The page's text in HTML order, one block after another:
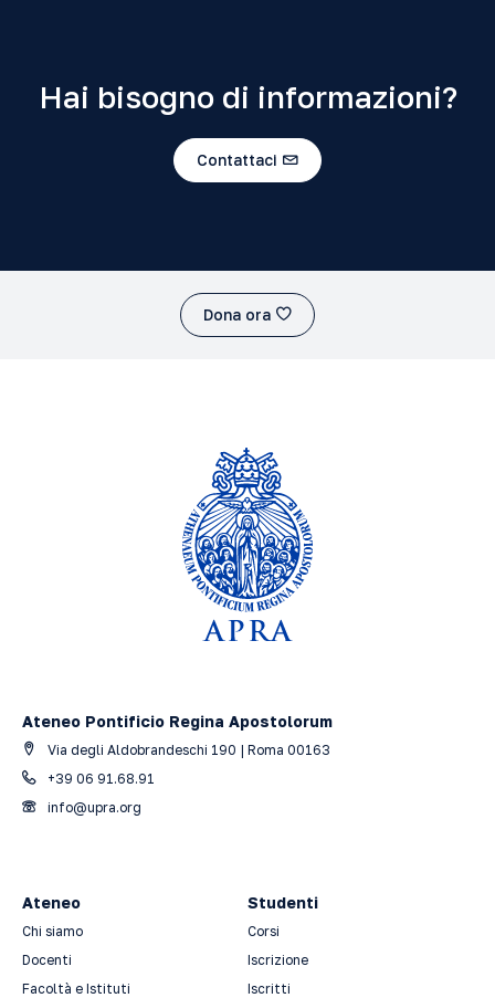
Hai bisogno di informazioni?
Contattaci
Dona ora
Ateneo Pontificio Regina Apostolorum
Via degli Aldobrandeschi 190 | Roma 00163
+39 06 91.68.91
info@upra.org
Ateneo
Chi siamo
Docenti
Facoltà e Istituti
Studenti
Corsi
Iscrizione
Iscritti